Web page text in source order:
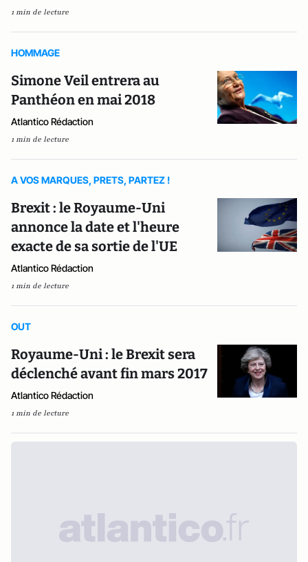
1 min de lecture
HOMMAGE
Simone Veil entrera au
Panthéon en mai 2018
Atlantico Rédaction
1 min de lecture
A VOS MARQUES, PRETS, PARTEZ !
Brexit : le Royaume-Uni
annonce la date et l'heure
exacte de sa sortie de l'UE
Atlantico Rédaction
1 min de lecture
OUT
Royaume-Uni : le Brexit sera
déclenché avant fin mars 2017
Atlantico Rédaction
1 min de lecture